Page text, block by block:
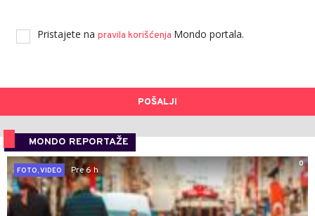
Pristajete na pravila korišćenja Mondo portala.
POŠALJI
MONDO REPORTAŽE
0
FOTO, VIDEO
Pre 6 h